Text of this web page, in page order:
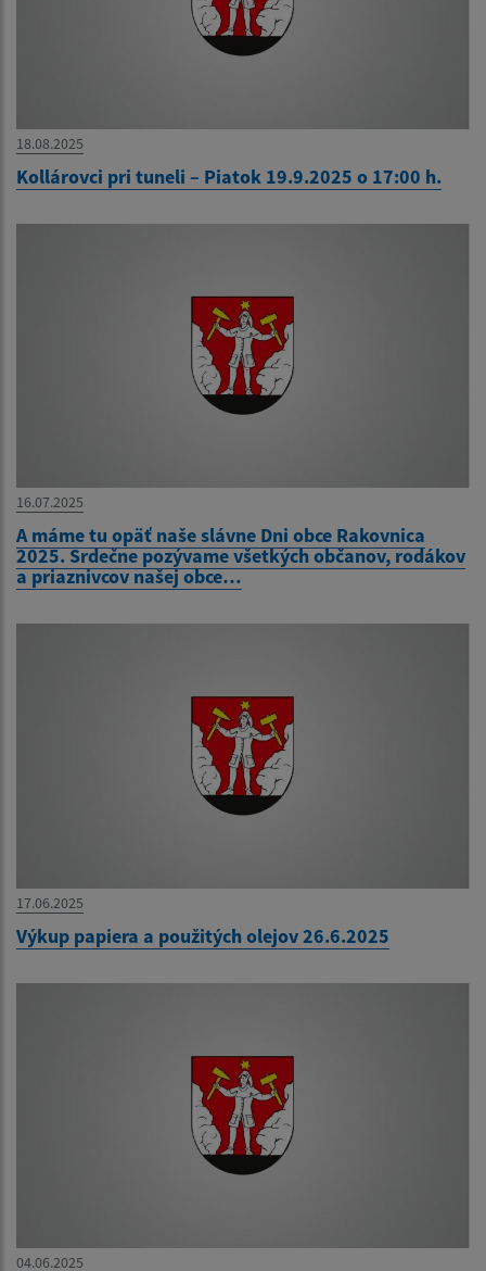
18.08.2025
Kollárovci pri tuneli – Piatok 19.9.2025 o 17:00 h.
16.07.2025
A máme tu opäť naše slávne Dni obce Rakovnica
2025. Srdečne pozývame všetkých občanov, rodákov
a priaznivcov našej obce…
17.06.2025
Výkup papiera a použitých olejov 26.6.2025
04.06.2025